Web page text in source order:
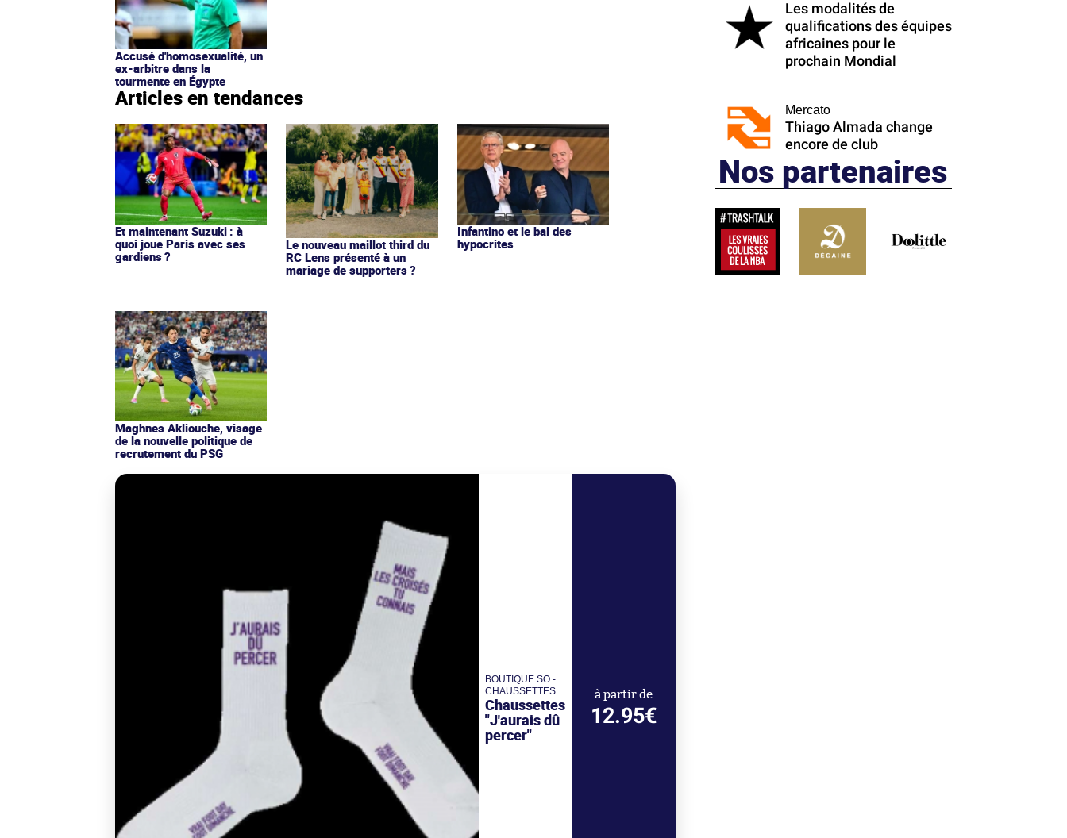
Accusé d'homosexualité, un
ex-arbitre dans la
tourmente en Égypte
Articles en tendances
Et maintenant Suzuki : à
quoi joue Paris avec ses
gardiens ?
Le nouveau maillot third du
RC Lens présenté à un
mariage de supporters ?
Infantino et le bal des
hypocrites
Maghnes Akliouche, visage
de la nouvelle politique de
recrutement du PSG
BOUTIQUE SO -
CHAUSSETTES
Chaussettes
"J'aurais dû
percer"
à partir de
12.95€
Les modalités de
qualifications des équipes
africaines pour le
prochain Mondial
Mercato
Thiago Almada change
encore de club
Nos partenaires